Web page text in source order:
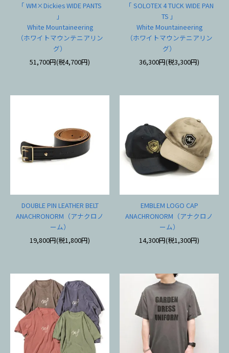
「 WM×Dickies WIDE PANTS
」
White Mountaineering
（ホワイトマウンテニアリン
グ）
51,700円(税4,700円)
「 SOLOTEX 4 TUCK WIDE PAN
TS 」
White Mountaineering
（ホワイトマウンテニアリン
グ）
36,300円(税3,300円)
DOUBLE PIN LEATHER BELT
ANACHRONORM（アナクロノ
ーム）
19,800円(税1,800円)
EMBLEM LOGO CAP
ANACHRONORM（アナクロノ
ーム）
14,300円(税1,300円)